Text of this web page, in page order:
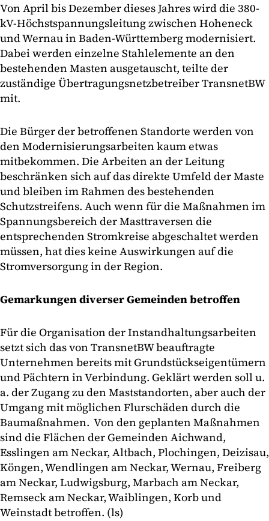
Von April bis Dezember dieses Jahres wird die 380-
kV-Höchstspannungsleitung zwischen Hoheneck
und Wernau in Baden-Württemberg modernisiert.
Dabei werden einzelne Stahlelemente an den
bestehenden Masten ausgetauscht, teilte der
zuständige Übertragungsnetzbetreiber TransnetBW
mit.
Die Bürger der betroffenen Standorte werden von
den Modernisierungsarbeiten kaum etwas
mitbekommen. Die Arbeiten an der Leitung
beschränken sich auf das direkte Umfeld der Maste
und bleiben im Rahmen des bestehenden
Schutzstreifens. Auch wenn für die Maßnahmen im
Spannungsbereich der Masttraversen die
entsprechenden Stromkreise abgeschaltet werden
müssen, hat dies keine Auswirkungen auf die
Stromversorgung in der Region.
Gemarkungen diverser Gemeinden betroffen
Für die Organisation der Instandhaltungsarbeiten
setzt sich das von TransnetBW beauftragte
Unternehmen bereits mit Grundstückseigentümern
und Pächtern in Verbindung. Geklärt werden soll u.
a. der Zugang zu den Maststandorten, aber auch der
Umgang mit möglichen Flurschäden durch die
Baumaßnahmen. Von den geplanten Maßnahmen
sind die Flächen der Gemeinden Aichwand,
Esslingen am Neckar, Altbach, Plochingen, Deizisau,
Köngen, Wendlingen am Neckar, Wernau, Freiberg
am Neckar, Ludwigsburg, Marbach am Neckar,
Remseck am Neckar, Waiblingen, Korb und
Weinstadt betroffen. (ls)